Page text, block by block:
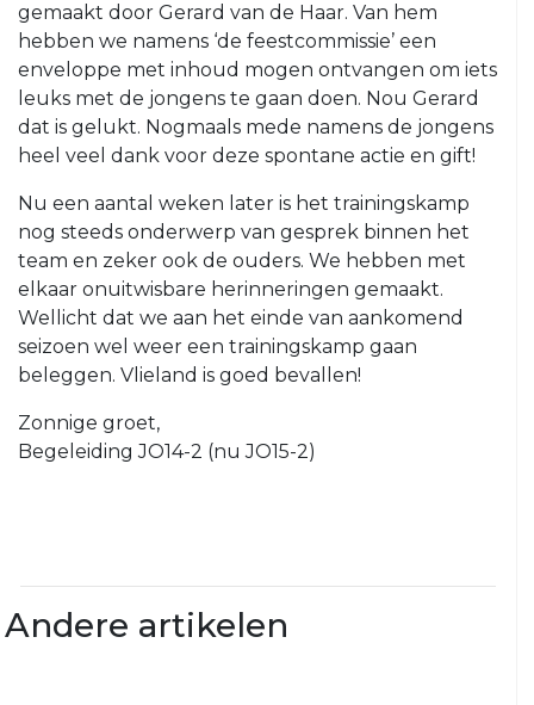
VRC
JO19-
2
VRC
JO19-
3
VRC
JO17-
1
VRC
JO17-
2
JO17-
3
VRC
JO16-
VRC
JO13-
5
VRC
JO12-
VRC
JO12-
2
VRC
3
JO12-
4
VRC
JO12-
gemaakt door Gerard van de Haar. Van hem
hebben we namens ‘de feestcommissie’ een
enveloppe met inhoud mogen ontvangen om iets
leuks met de jongens te gaan doen. Nou Gerard
dat is gelukt. Nogmaals mede namens de jongens
heel veel dank voor deze spontane actie en gift!
Nu een aantal weken later is het trainingskamp
nog steeds onderwerp van gesprek binnen het
team en zeker ook de ouders. We hebben met
elkaar onuitwisbare herinneringen gemaakt.
Wellicht dat we aan het einde van aankomend
seizoen wel weer een trainingskamp gaan
beleggen. Vlieland is goed bevallen!
Zonnige groet,
Begeleiding JO14-2 (nu JO15-2)
Andere artikelen